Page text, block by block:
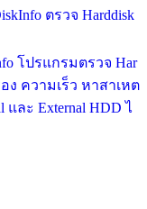
ตรวจ Harddisk
โปรแกรมตรวจ Har
ความเร็ว หาสาเหต
ละ External HDD ไ